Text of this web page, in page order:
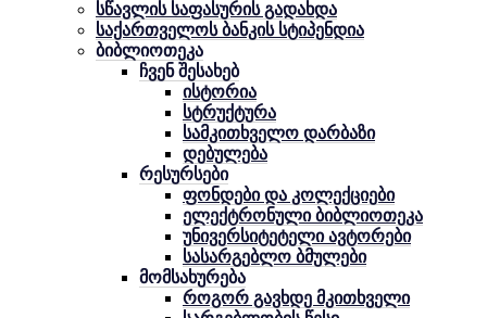
სწავლის საფასურის გადახდა
საქართველოს ბანკის სტიპენდია
ბიბლიოთეკა
ჩვენ შესახებ
ისტორია
სტრუქტურა
სამკითხველო დარბაზი
დებულება
რესურსები
ფონდები და კოლექციები
ელექტრონული ბიბლიოთეკა
უნივერსიტეტელი ავტორები
სასარგებლო ბმულები
მომსახურება
როგორ გავხდე მკითხველი